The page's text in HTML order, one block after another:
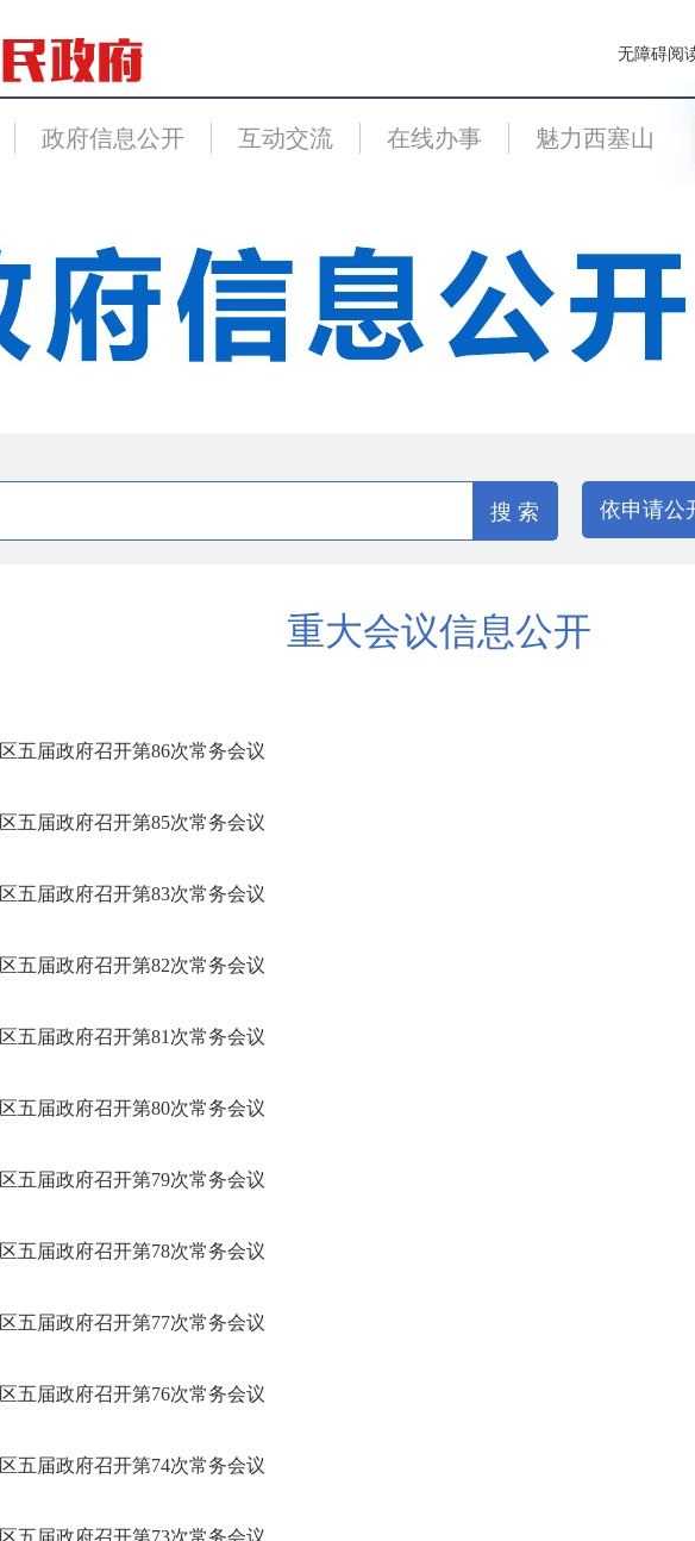
无障碍阅
政府信息公开 互动交流 在线办事 魅力西塞山
搜 索 依申请公
重大会议信息公开
区五届政府召开第86次常务会议
区五届政府召开第85次常务会议
区五届政府召开第83次常务会议
区五届政府召开第82次常务会议
区五届政府召开第81次常务会议
区五届政府召开第80次常务会议
区五届政府召开第79次常务会议
区五届政府召开第78次常务会议
区五届政府召开第77次常务会议
区五届政府召开第76次常务会议
区五届政府召开第74次常务会议
区五届政府召开第73次常务会议